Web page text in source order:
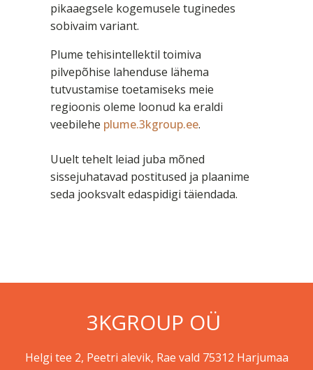
pikaaegsele kogemusele tuginedes
sobivaim variant.
Plume tehisintellektil toimiva
pilvepõhise lahenduse lähema
tutvustamise toetamiseks meie
regioonis oleme loonud ka eraldi
veebilehe plume.3kgroup.ee.
Uuelt tehelt leiad juba mõned
sissejuhatavad postitused ja plaanime
seda jooksvalt edaspidigi täiendada.
3KGROUP OÜ
Helgi tee 2, Peetri alevik, Rae vald 75312 Harjumaa